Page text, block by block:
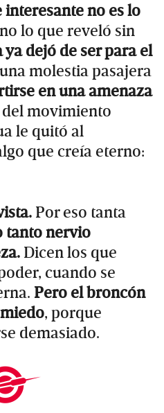
no es lo
lo que reveló sin
ya dejó de ser para el
una molestia pasajera
en una amenaza
movimiento
le quitó al
que creía eterno:
Por eso tanta
tanto nervio
Dicen los que
cuando se
Pero el broncón
, porque
demasiado.